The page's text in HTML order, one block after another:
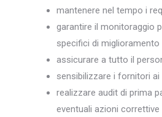
mantenere nel tempo i
garantire il monitoraggio
specifici di
assicurare a tutto il
sensibilizzare i fornitori
realizzare audit di prima
eventuali azioni